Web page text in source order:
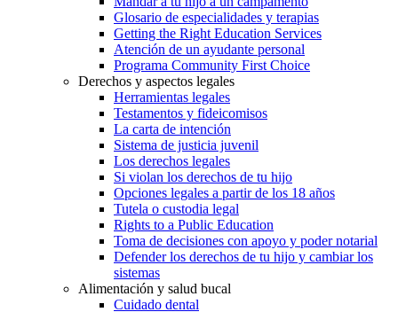
Glosario de especialidades y terapias
Getting the Right Education Services
Atención de un ayudante personal
Programa Community First Choice
Derechos y aspectos legales
Herramientas legales
Testamentos y fideicomisos
La carta de intención
Sistema de justicia juvenil
Los derechos legales
Si violan los derechos de tu hijo
Opciones legales a partir de los 18 años
Tutela o custodia legal
Rights to a Public Education
Toma de decisiones con apoyo y poder notarial
Defender los derechos de tu hijo y cambiar los
sistemas
Alimentación y salud bucal
Cuidado dental